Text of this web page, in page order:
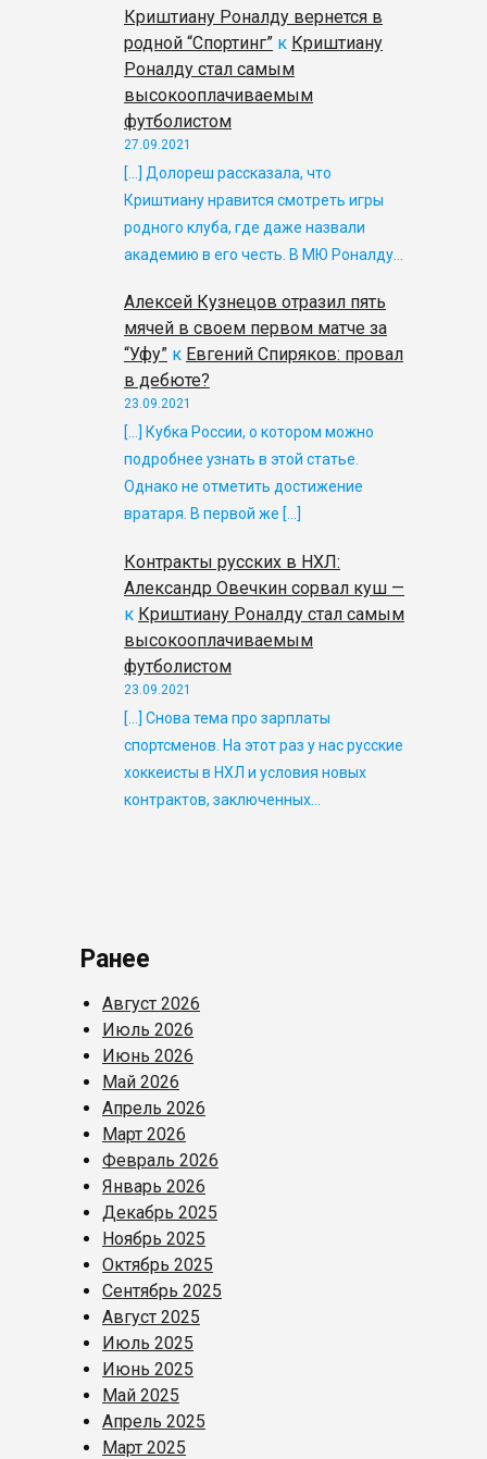
Криштиану Роналду вернется в
родной “Спортинг” к Криштиану
Роналду стал самым
высокооплачиваемым
футболистом
27.09.2021
[…] Долореш рассказала, что
Криштиану нравится смотреть игры
родного клуба, где даже назвали
академию в его честь. В МЮ Роналду…
Алексей Кузнецов отразил пять
мячей в своем первом матче за
“Уфу” к Евгений Спиряков: провал
в дебюте?
23.09.2021
[…] Кубка России, о котором можно
подробнее узнать в этой статье.
Однако не отметить достижение
вратаря. В первой же […]
Контракты русских в НХЛ:
Александр Овечкин сорвал куш —
к Криштиану Роналду стал самым
высокооплачиваемым
футболистом
23.09.2021
[…] Снова тема про зарплаты
спортсменов. На этот раз у нас русские
хоккеисты в НХЛ и условия новых
контрактов, заключенных…
Ранее
Август 2026
Июль 2026
Июнь 2026
Май 2026
Апрель 2026
Март 2026
Февраль 2026
Январь 2026
Декабрь 2025
Ноябрь 2025
Октябрь 2025
Сентябрь 2025
Август 2025
Июль 2025
Июнь 2025
Май 2025
Апрель 2025
Март 2025